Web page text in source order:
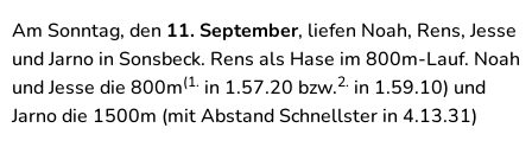
Am Sonntag, den 11. September, liefen Noah, Rens, Jesse
und Jarno in Sonsbeck. Rens als Hase im 800m-Lauf. Noah
und Jesse die 800m(1. in 1.57.20 bzw.2. in 1.59.10) und
Jarno die 1500m (mit Abstand Schnellster in 4.13.31)